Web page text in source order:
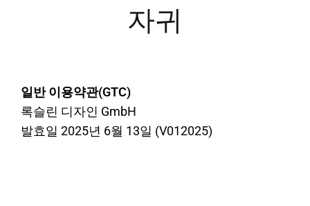
자귀
일반 이용약관(GTC)
록슬린 디자인 GmbH
발효일 2025년 6월 13일 (V012025)